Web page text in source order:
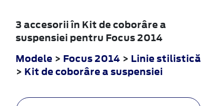
3 accesorii în Kit de coborâre a
suspensiei pentru Focus 2014
Modele > Focus 2014 > Linie stilistică
> Kit de coborâre a suspensiei